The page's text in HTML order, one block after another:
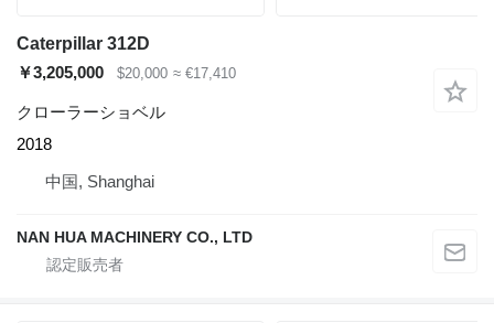
Caterpillar 312D
￥3,205,000
$20,000 ≈ €17,410
クローラーショベル
2018
中国, Shanghai
NAN HUA MACHINERY CO., LTD